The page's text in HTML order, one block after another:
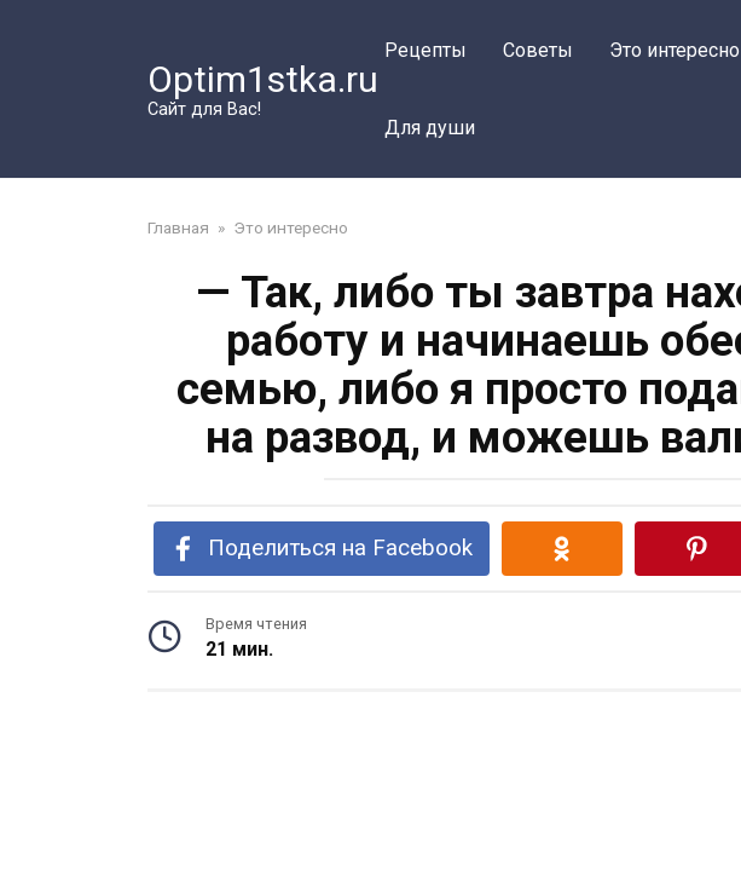
Optim1stka.ru
Сайт для Вас!
Рецепты Советы Это интересно
Для души
Главная » Это интересно
— Так, либо ты завтра
работу и начинаешь
семью, либо я просто
на развод, и можешь
Поделиться на Facebook
Время чтения
21 мин.